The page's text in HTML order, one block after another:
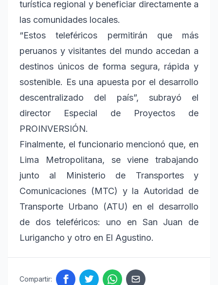
turística regional y beneficiar directamente a
las comunidades locales.
“Estos teleféricos permitirán que más
peruanos y visitantes del mundo accedan a
destinos únicos de forma segura, rápida y
sostenible. Es una apuesta por el desarrollo
descentralizado del país”, subrayó el
director Especial de Proyectos de
PROINVERSIÓN.
Finalmente, el funcionario mencionó que, en
Lima Metropolitana, se viene trabajando
junto al Ministerio de Transportes y
Comunicaciones (MTC) y la Autoridad de
Transporte Urbano (ATU) en el desarrollo
de dos teleféricos: uno en San Juan de
Lurigancho y otro en El Agustino.
Compartir: